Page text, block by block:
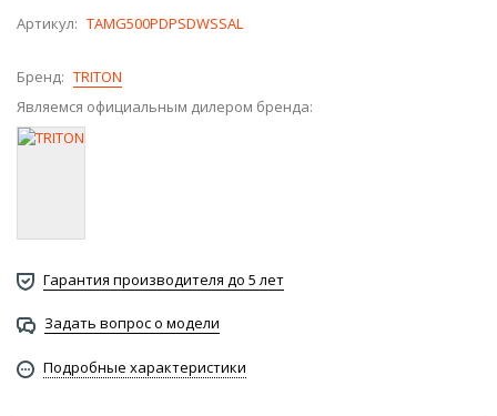
Артикул: TAMG500PDPSDWSSAL
Бренд: TRITON
Являемся официальным дилером бренда:
Гарантия производителя до 5 лет
Задать вопрос о модели
Подробные характеристики